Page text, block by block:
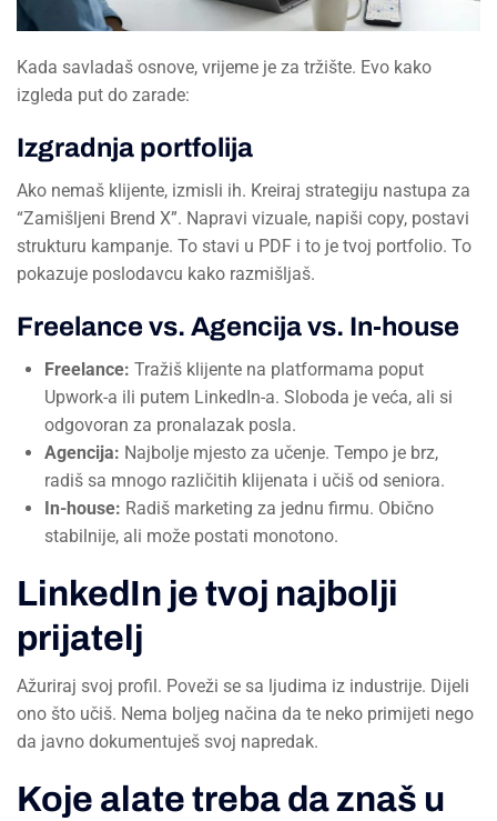
Kada savladaš osnove, vrijeme je za tržište. Evo kako
izgleda put do zarade:
Izgradnja portfolija
Ako nemaš klijente, izmisli ih. Kreiraj strategiju nastupa za
“Zamišljeni Brend X”. Napravi vizuale, napiši copy, postavi
strukturu kampanje. To stavi u PDF i to je tvoj portfolio. To
pokazuje poslodavcu kako razmišljaš.
Freelance vs. Agencija vs. In-house
Freelance: Tražiš klijente na platformama poput
Upwork-a ili putem LinkedIn-a. Sloboda je veća, ali si
odgovoran za pronalazak posla.
Agencija: Najbolje mjesto za učenje. Tempo je brz,
radiš sa mnogo različitih klijenata i učiš od seniora.
In-house: Radiš marketing za jednu firmu. Obično
stabilnije, ali može postati monotono.
LinkedIn je tvoj najbolji
prijatelj
Ažuriraj svoj profil. Poveži se sa ljudima iz industrije. Dijeli
ono što učiš. Nema boljeg načina da te neko primijeti nego
da javno dokumentuješ svoj napredak.
Koje alate treba da znaš u